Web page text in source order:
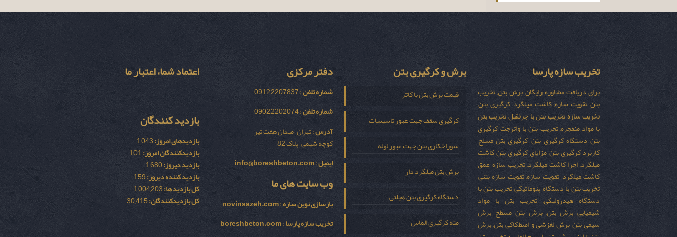
تخریب سازه پارسا
برای دریافت مشاوره رایگان برش بتن, تخریب
بتن, تقویت سازه, کاشت میلگرد, کرگیری بتن,
تخریب سازه, تخریب بتن با جرثقیل, تخریب بتن
با مواد منفجره, تخریب بتن با واترجت, کرگیری
بتن, دستگاه کرگیری بتن, کرگیری بتن مسلح,
کاربرد کرگیری بتن, مزایای کرگیری بتن, کاشت
میلگرد, اجرا کاشت میلگرد, تخریب سازه, عمق
کاشت میلگرد, تقویت سازه, تقویت سازه بتنی,
تخریب بتن با دستگاه پنوماتیکی, تخریب بتن با
دستگاه هیدرولیکی, تخریب بتن با مواد
شیمیایی, برش بتن, برش بتن مسطح, برش
سیمی بتن, برش لغزشی و اصطکاکی بتن, برش
برش و کرگیری بتن
قیمت برش بتن با کاتر
کرگیری سقف جهت عبور تاسیسات
سوراخکاری بتن جهت عبور لوله
برش بتن میلگرد دار
دستگاه کرگیری بتن هیلتی
مته کرگیری الماس
دفتر مرکزی
شماره تلفن: 09122207837
شماره تلفن: 09022202074
آدرس: تهران – میدان هفت تیر
کوچه شیمی – پلاک 82
ایمیل:
info@boreshbeton.com
وب سایت های ما
بازسازی نوين سازه:
novinsazeh.com
تخریب سازه پارسا:
boreshbeton.com
اعتماد شما، اعتبار ما
بازدید کنندگان
بازدیدهای امروز:1,043
بازدیدکنندگان امروز:101
بازدید دیروز:1,680
بازدید کننده دیروز:159
کل بازدید ها:1,004,203
کل بازدیدکنند‌گان:30,415